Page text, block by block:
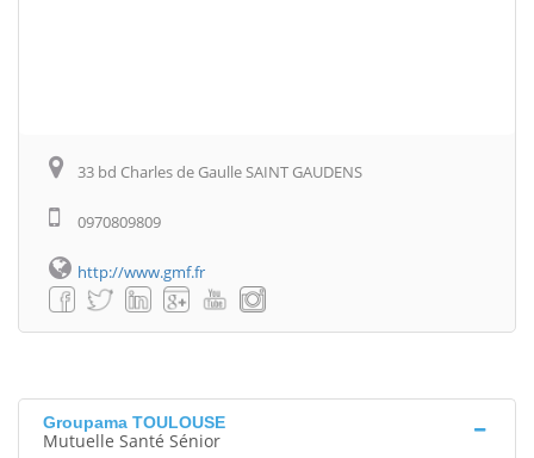
33 bd Charles de Gaulle SAINT GAUDENS
0970809809
http://www.gmf.fr
Groupama TOULOUSE
Mutuelle Santé Sénior